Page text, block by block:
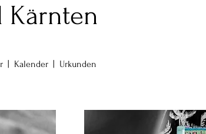
Kärnten
| Kalender | Urkunden